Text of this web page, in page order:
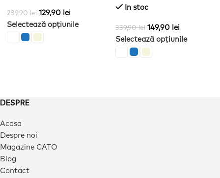
289,90lei 129,90 lei
Selectează opțiunile
In stoc
339,90lei 149,90 lei
Selectează opțiunile
DESPRE
Acasa
Despre noi
Magazine CATO
Blog
Contact